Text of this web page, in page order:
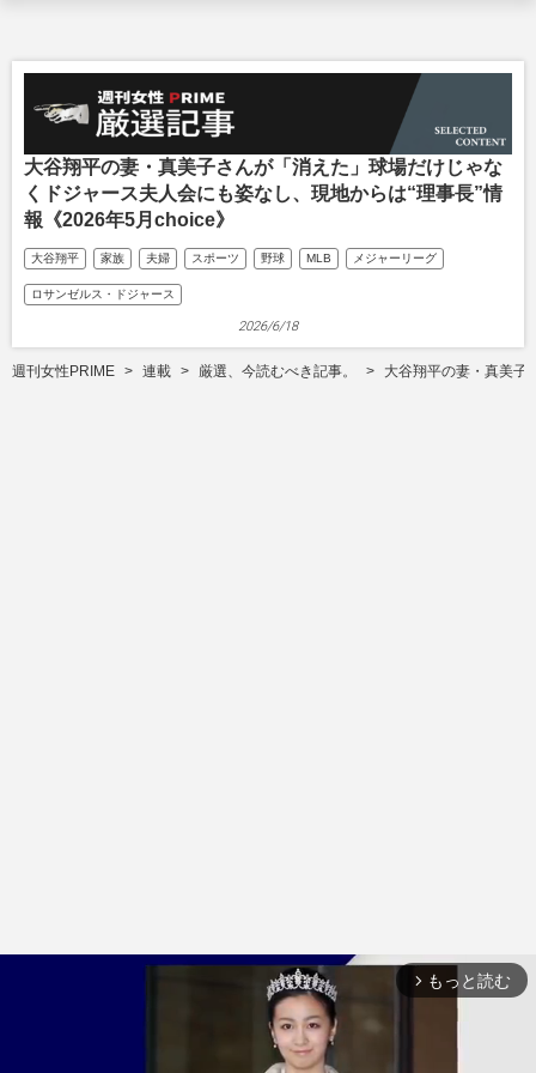
大谷翔平の妻・真美子さんが「消えた」球場だけじゃな
くドジャース夫人会にも姿なし、現地からは“理事長”情
報《2026年5月choice》
大谷翔平 家族 夫婦 スポーツ 野球 MLB メジャーリーグ
ロサンゼルス・ドジャース
2026/6/18
週刊女性PRIME 連載 厳選、今読むべき記事。 大谷翔平の妻・真美子
arrow_forward_ios もっと読む